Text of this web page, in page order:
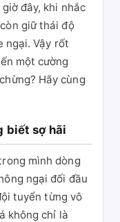
đây, khi nhắc
giữ thái độ
ngại. Vậy rốt
một cường
Hãy cùng
biết sợ hãi
mình dòng
ngại đối đầu
tuyển từng vô
không chỉ là